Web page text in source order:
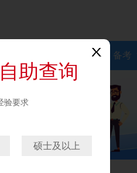
助查询
验要求
硕士及以上
备考